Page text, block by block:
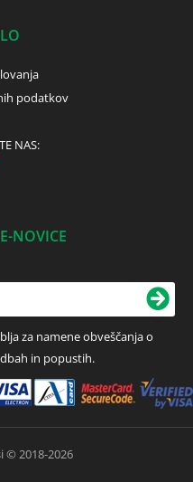
podatkov
NAS:
NOVICE
za namene obveščanja o
in popustih.
© 2018-2026